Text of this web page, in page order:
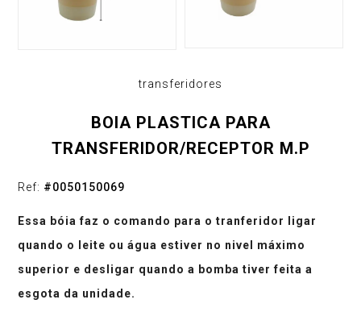
transferidores
BOIA PLASTICA PARA
TRANSFERIDOR/RECEPTOR M.P
Ref: #0050150069
Essa bóia faz o comando para o tranferidor ligar
quando o leite ou água estiver no nivel máximo
superior e desligar quando a bomba tiver feita a
esgota da unidade.